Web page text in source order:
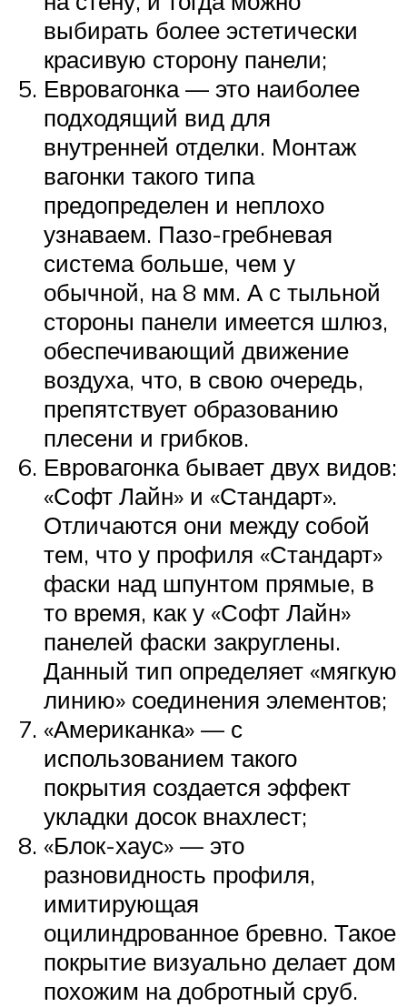
выбирать более эстетически
красивую сторону панели;
Евровагонка — это наиболее
подходящий вид для
внутренней отделки. Монтаж
вагонки такого типа
предопределен и неплохо
узнаваем. Пазо-гребневая
система больше, чем у
обычной, на 8 мм. А с тыльной
стороны панели имеется шлюз,
обеспечивающий движение
воздуха, что, в свою очередь,
препятствует образованию
плесени и грибков.
Евровагонка бывает двух видов:
«Софт Лайн» и «Стандарт».
Отличаются они между собой
тем, что у профиля «Стандарт»
фаски над шпунтом прямые, в
то время, как у «Софт Лайн»
панелей фаски закруглены.
Данный тип определяет «мягкую
линию» соединения элементов;
«Американка» — с
использованием такого
покрытия создается эффект
укладки досок внахлест;
«Блок-хаус» — это
разновидность профиля,
имитирующая
оцилиндрованное бревно. Такое
покрытие визуально делает дом
похожим на добротный сруб.